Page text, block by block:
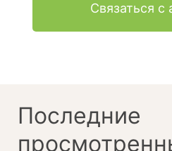
Связаться с
Последние